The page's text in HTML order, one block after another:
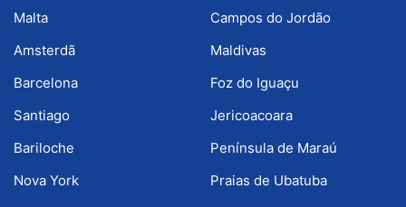
Malta
Amsterdã
Barcelona
Santiago
Bariloche
Nova York
Campos do Jordão
Maldivas
Foz do Iguaçu
Jericoacoara
Península de Maraú
Praias de Ubatuba